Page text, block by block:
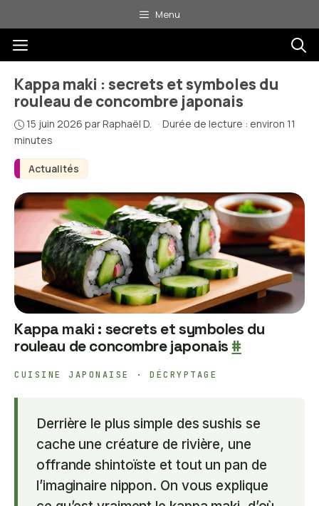
au
contenu
Menu
Menu
Actualités
Kappa maki : secrets et symboles du
rouleau de concombre japonais
15 juin 2026 parRaphaël D. · Durée de lecture : environ 11
minutes
Kappa maki : secrets et symboles du
rouleau de concombre japonais #
CUISINE JAPONAISE · DÉCRYPTAGE
Derrière le plus simple des sushis se
cache une créature de rivière, une
offrande shintoïste et tout un pan de
l’imaginaire nippon. On vous explique